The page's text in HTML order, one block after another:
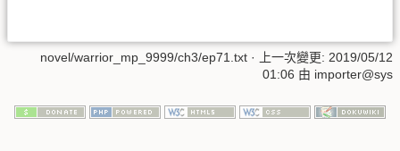
novel/warrior_mp_9999/ch3/ep71.txt · 上一次變更: 2019/05/12
01:06 由 importer@sys